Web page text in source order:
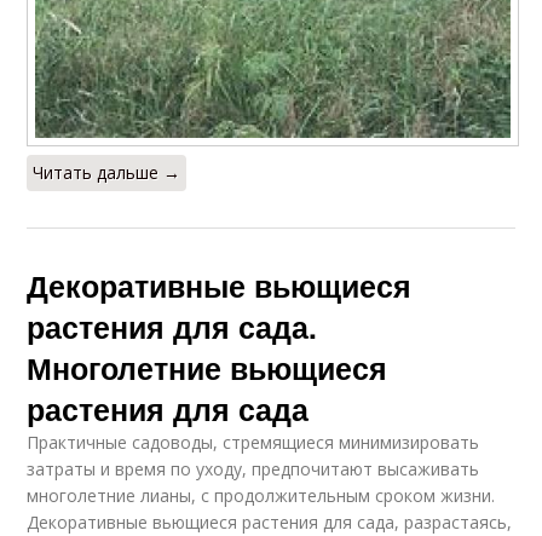
Читать дальше →
Декоративные вьющиеся
растения для сада.
Многолетние вьющиеся
растения для сада
Практичные садоводы, стремящиеся минимизировать
затраты и время по уходу, предпочитают высаживать
многолетние лианы, с продолжительным сроком жизни.
Декоративные вьющиеся растения для сада, разрастаясь,